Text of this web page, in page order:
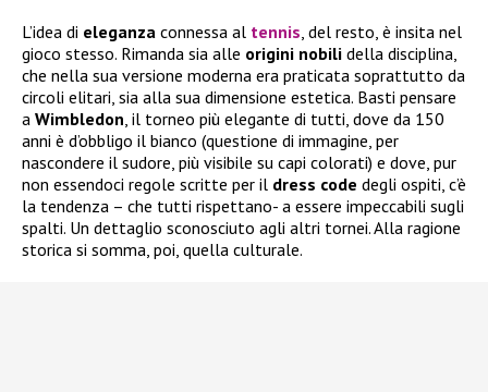
L’idea di eleganza connessa al tennis , del resto, è insita nel
gioco stesso. Rimanda sia alle origini nobili della disciplina,
che nella sua versione moderna era praticata soprattutto da
circoli elitari, sia alla sua dimensione estetica. Basti pensare
a Wimbledon , il torneo più elegante di tutti, dove da 150
anni è d’obbligo il bianco (questione di immagine, per
nascondere il sudore, più visibile su capi colorati) e dove, pur
non essendoci regole scritte per il dress code degli ospiti, c’è
la tendenza – che tutti rispettano- a essere impeccabili sugli
spalti. Un dettaglio sconosciuto agli altri tornei. Alla ragione
storica si somma, poi, quella culturale.